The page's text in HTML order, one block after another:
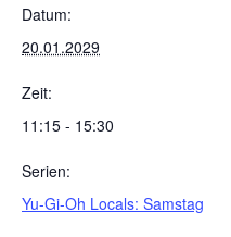
Datum:
20.01.2029
Zeit:
11:15 - 15:30
Serien:
Yu-Gi-Oh Locals: Samstag